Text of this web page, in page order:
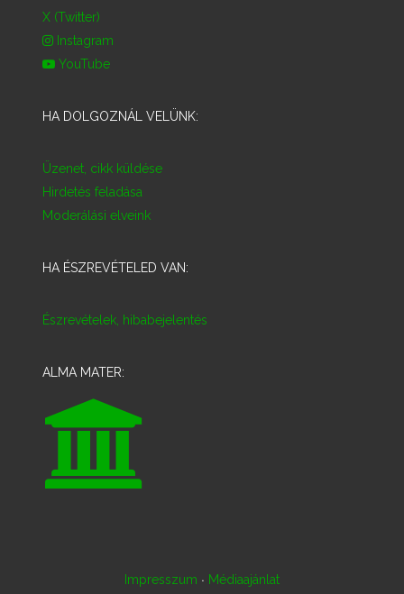
X (Twitter)
Instagram
YouTube
HA DOLGOZNÁL VELÜNK:
Üzenet, cikk küldése
Hirdetés feladása
Moderálási elveink
HA ÉSZREVÉTELED VAN:
Észrevételek, hibabejelentés
ALMA MATER:
Impresszum · Médiaajánlat